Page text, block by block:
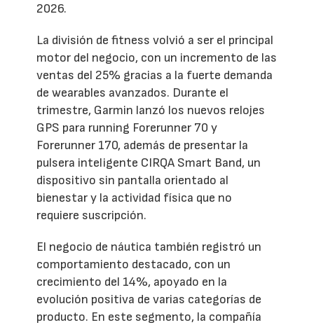
2026.
La división de fitness volvió a ser el principal
motor del negocio, con un incremento de las
ventas del 25% gracias a la fuerte demanda
de wearables avanzados. Durante el
trimestre, Garmin lanzó los nuevos relojes
GPS para running Forerunner 70 y
Forerunner 170, además de presentar la
pulsera inteligente CIRQA Smart Band, un
dispositivo sin pantalla orientado al
bienestar y la actividad física que no
requiere suscripción.
El negocio de náutica también registró un
comportamiento destacado, con un
crecimiento del 14%, apoyado en la
evolución positiva de varias categorías de
producto. En este segmento, la compañía